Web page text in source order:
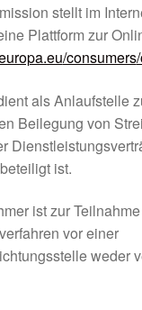
stellt im
Plattform zur
/consumers
als Anlaufstelle
Beilegung von
ist.
ist zur
vor einer
weder